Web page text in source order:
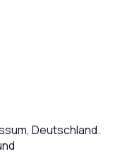
, Deutschland.